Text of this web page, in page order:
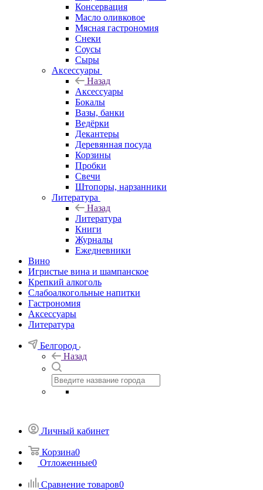
Консервация
Масло оливковое
Мясная гастрономия
Снеки
Соусы
Сыры
Аксессуары
Назад
Аксессуары
Бокалы
Вазы, банки
Ведёрки
Декантеры
Деревянная посуда
Корзины
Пробки
Свечи
Штопоры, нарзанники
Литература
Назад
Литература
Книги
Журналы
Ежедневники
Вино
Игристые вина и шампанское
Крепкий алкоголь
Слабоалкогольные напитки
Гастрономия
Аксессуары
Литература
Белгород
Назад
Личный кабинет
Корзина0
Отложенные0
Сравнение товаров0